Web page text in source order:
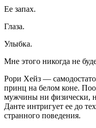
Ее запах.
Глаза.
Улыбка.
Мне этого никогда не
Рори Хейз —
принц на белом коне.
мужчины ни физически,
Данте интригует ее до
странного поведения.